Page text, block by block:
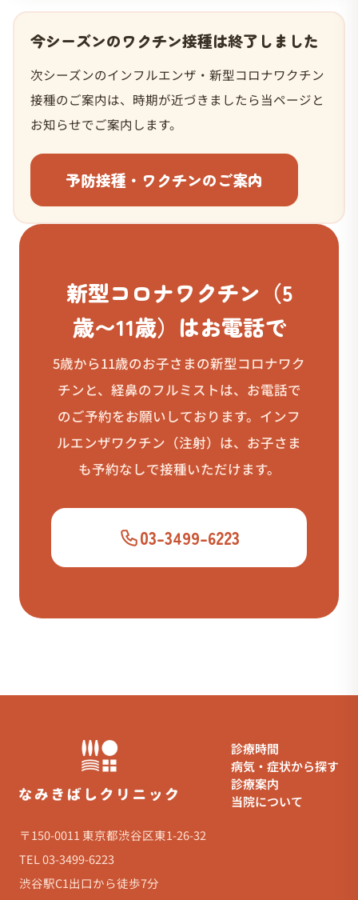
今シーズンのワクチン接種は終了しました
次シーズンのインフルエンザ・新型コロナワクチン
接種のご案内は、時期が近づきましたら当ページと
お知らせでご案内します。
予防接種・ワクチンのご案内
新型コロナワクチン（5
歳〜11歳）はお電話で
5歳から11歳のお子さまの新型コロナワク
チンと、経鼻のフルミストは、お電話で
のご予約をお願いしております。インフ
ルエンザワクチン（注射）は、お子さま
も予約なしで接種いただけます。
03-3499-6223
〒150-0011 東京都渋谷区東1-26-32
TEL 03-3499-6223
渋谷駅C1出口から徒歩7分
診療時間
病気・症状から探す
診療案内
当院について